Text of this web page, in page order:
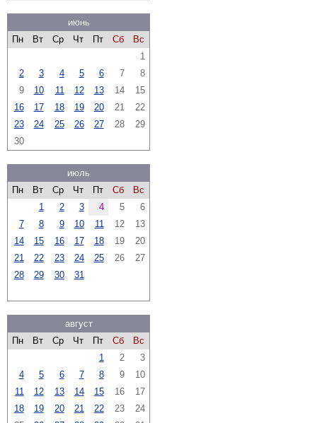
июнь
Пн
Вт Ср Чт Пт Сб
Вс
1
2
3 4 5 6 7
8
9
10 11 12 13 14
15
16
17 18 19 20 21
22
23
24 25 26 27 28
29
30
июль
Пн
Вт Ср Чт Пт Сб
Вс
1
2 3 4 5
6
7
8 9 10 11 12
13
14
15 16 17 18 19
20
21
22 23 24 25 26
27
28
29 30 31
август
Пн
Вт Ср Чт Пт Сб
Вс
1
2
3
4
5 6 7 8 9
10
11
12 13 14 15 16
17
18
19 20 21 22 23
24